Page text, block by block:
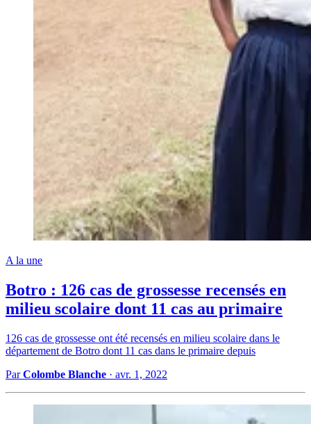
A la une
Botro : 126 cas de grossesse recensés en
milieu scolaire dont 11 cas au primaire
126 cas de grossesse ont été recensés en milieu scolaire dans le
département de Botro dont 11 cas dans le primaire depuis
ParColombe Blanche · avr. 1, 2022